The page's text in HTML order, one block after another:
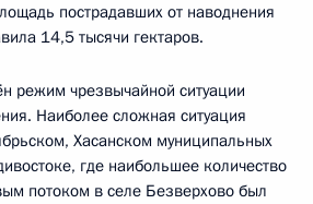
пострадавших от наводнения
14,5 тысячи гектаров.
режим чрезвычайной ситуации
Наиболее сложная ситуация
Хасанском муниципальных
где наибольшее количество
потоком в селе Безверхово был